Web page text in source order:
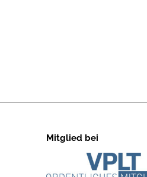
Mitglied bei